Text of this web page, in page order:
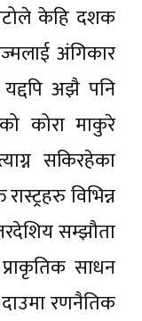
केहि दशक
अंगिकार
अझै पनि
कोरा माकुरे
सकिरहेका
विभिन्न
सम्झौता
साधन
दाउमा रणनैतिक